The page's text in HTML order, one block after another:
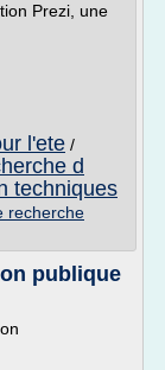
Prezi, une
l'ete /
d
techniques
recherche
publique